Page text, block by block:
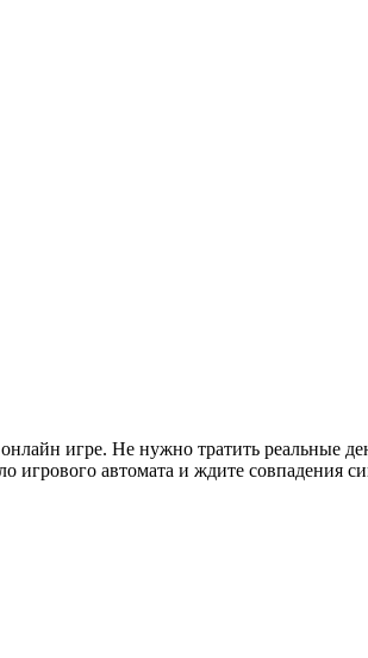
игре. Не нужно тратить реальные
игрового автомата и ждите совпадения